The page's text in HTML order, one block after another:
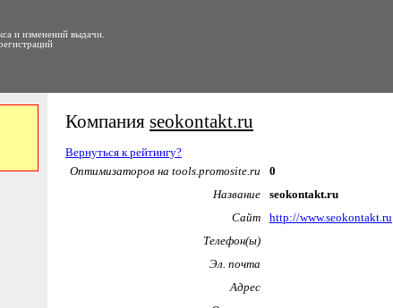
и изменений выдачи.
Компания seokontakt.ru
Вернуться к рейтингу?
Оптимизаторов на tools.promosite.ru
0
Название
seokontakt.ru
Сайт
http://www.seokontakt.ru
Телефон(ы)
Эл. почта
Адрес